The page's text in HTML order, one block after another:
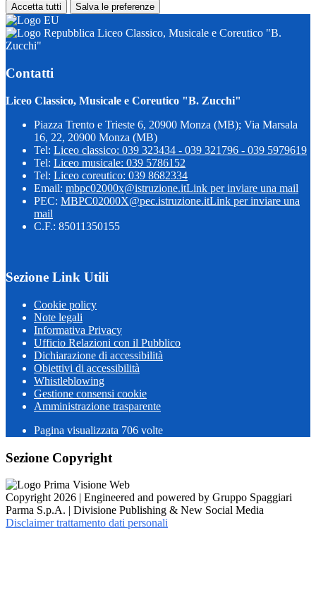
Accetta tutti Salva le preferenze
Liceo Classico, Musicale e Coreutico "B.
Zucchi"
Contatti
Liceo Classico, Musicale e Coreutico "B. Zucchi"
Piazza Trento e Trieste 6, 20900 Monza (MB); Via Marsala
16, 22, 20900 Monza (MB)
Tel: Liceo classico: 039 323434 - 039 321796 - 039 5979619
Tel: Liceo musicale: 039 5786152
Tel: Liceo coreutico: 039 8682334
Email: mbpc02000x@istruzione.itLink per inviare una mail
PEC: MBPC02000X@pec.istruzione.itLink per inviare una
mail
C.F.: 85011350155
Sezione Link Utili
Cookie policy
Note legali
Informativa Privacy
Ufficio Relazioni con il Pubblico
Dichiarazione di accessibilità
Obiettivi di accessibilità
Whistleblowing
Gestione consensi cookie
Amministrazione trasparente
Pagina visualizzata 706 volte
Sezione Copyright
Copyright 2026 | Engineered and powered by Gruppo Spaggiari
Parma S.p.A. | Divisione Publishing & New Social Media
Disclaimer trattamento dati personali